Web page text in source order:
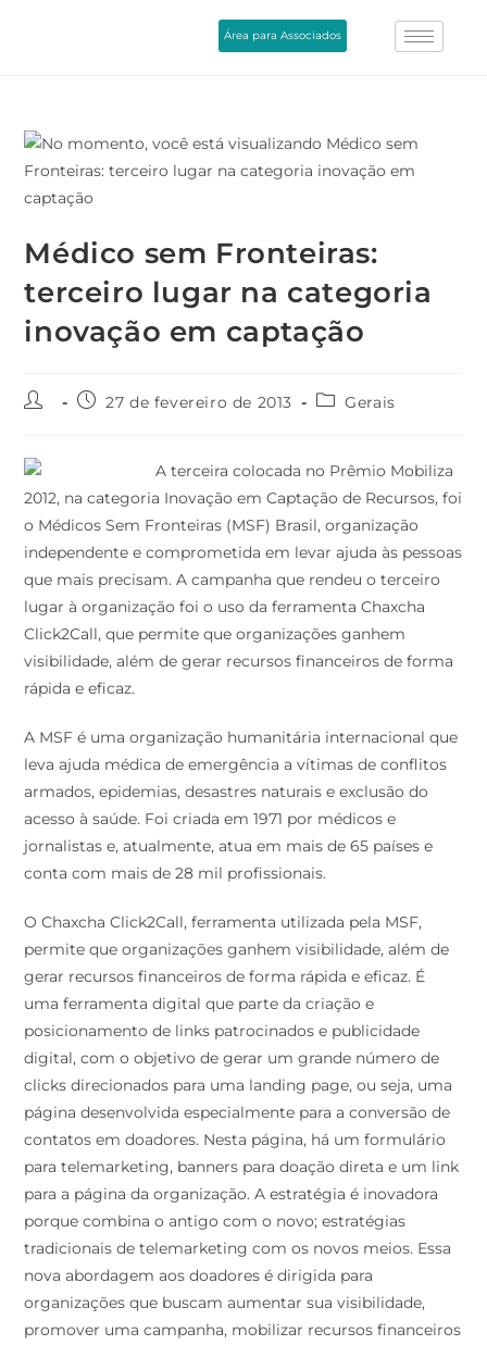
Área para Associados
Médico sem Fronteiras:
terceiro lugar na categoria
inovação em captação
27 de fevereiro de 2013 Gerais
A terceira colocada no Prêmio Mobiliza
2012, na categoria Inovação em Captação de Recursos, foi
o Médicos Sem Fronteiras (MSF) Brasil, organização
independente e comprometida em levar ajuda às pessoas
que mais precisam. A campanha que rendeu o terceiro
lugar à organização foi o uso da ferramenta Chaxcha
Click2Call, que permite que organizações ganhem
visibilidade, além de gerar recursos financeiros de forma
rápida e eficaz.
A MSF é uma organização humanitária internacional que
leva ajuda médica de emergência a vítimas de conflitos
armados, epidemias, desastres naturais e exclusão do
acesso à saúde. Foi criada em 1971 por médicos e
jornalistas e, atualmente, atua em mais de 65 países e
conta com mais de 28 mil profissionais.
O Chaxcha Click2Call, ferramenta utilizada pela MSF,
permite que organizações ganhem visibilidade, além de
gerar recursos financeiros de forma rápida e eficaz. É
uma ferramenta digital que parte da criação e
posicionamento de links patrocinados e publicidade
digital, com o objetivo de gerar um grande número de
clicks direcionados para uma landing page, ou seja, uma
página desenvolvida especialmente para a conversão de
contatos em doadores. Nesta página, há um formulário
para telemarketing, banners para doação direta e um link
para a página da organização. A estratégia é inovadora
porque combina o antigo com o novo; estratégias
tradicionais de telemarketing com os novos meios. Essa
nova abordagem aos doadores é dirigida para
organizações que buscam aumentar sua visibilidade,
promover uma campanha, mobilizar recursos financeiros